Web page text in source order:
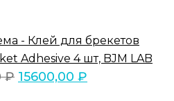
- Клей для брекетов
Adhesive 4 шт, BJM LAB
₽ 15600,00 ₽